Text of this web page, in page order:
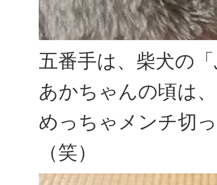
五番手は、柴犬の
あかちゃんの頃は
めっちゃメンチ切
（笑）